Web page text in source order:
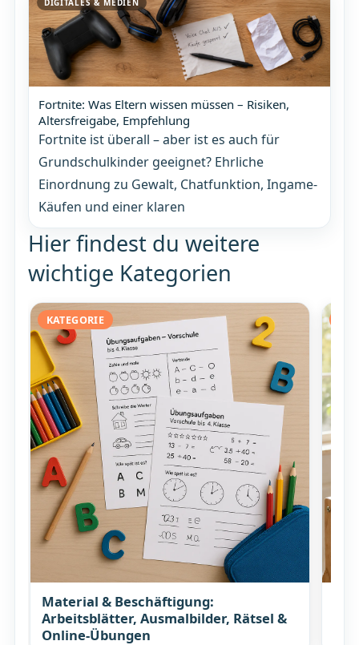
DIGITALES & MEDIEN
Fortnite: Was Eltern wissen müssen – Risiken,
Altersfreigabe, Empfehlung
Fortnite ist überall – aber ist es auch für
Grundschulkinder geeignet? Ehrliche
Einordnung zu Gewalt, Chatfunktion, Ingame-
Käufen und einer klaren
Hier findest du weitere
wichtige Kategorien
KATEGORIE
Material & Beschäftigung:
Arbeitsblätter, Ausmalbilder, Rätsel &
Online-Übungen